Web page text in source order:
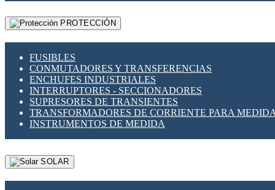
PROTECCIÓN
FUSIBLES
CONMUTADORES Y TRANSFERENCIAS
ENCHUFES INDUSTRIALES
INTERRUPTORES - SECCIONADORES
SUPRESORES DE TRANSIENTES
TRANSFORMADORES DE CORRIENTE PARA
INSTRUMENTOS DE MEDIDA
SOLAR